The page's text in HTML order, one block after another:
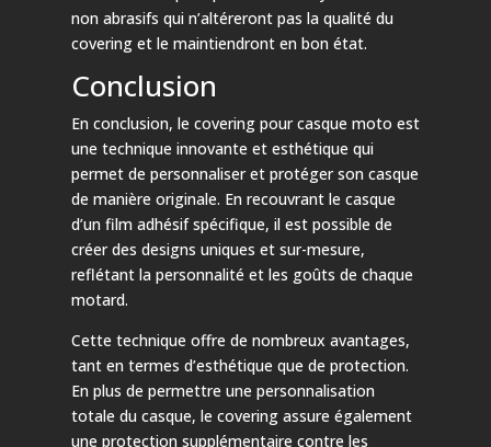
non abrasifs qui n’altéreront pas la qualité du
covering et le maintiendront en bon état.
Conclusion
En conclusion, le covering pour casque moto est
une technique innovante et esthétique qui
permet de personnaliser et protéger son casque
de manière originale. En recouvrant le casque
d’un film adhésif spécifique, il est possible de
créer des designs uniques et sur-mesure,
reflétant la personnalité et les goûts de chaque
motard.
Cette technique offre de nombreux avantages,
tant en termes d’esthétique que de protection.
En plus de permettre une personnalisation
totale du casque, le covering assure également
une protection supplémentaire contre les